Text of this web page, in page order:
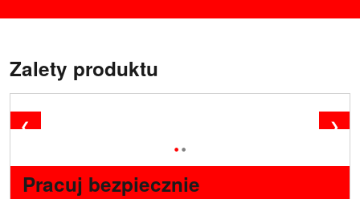
Zalety produktu
❮ ❯
••
Pracuj bezpiecznie